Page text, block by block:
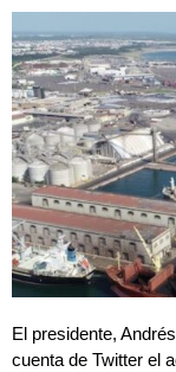
El presidente,
cuenta de Twitter el